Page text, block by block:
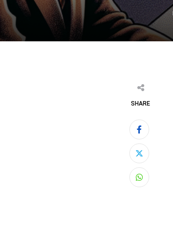
SHARE
Whatsapp